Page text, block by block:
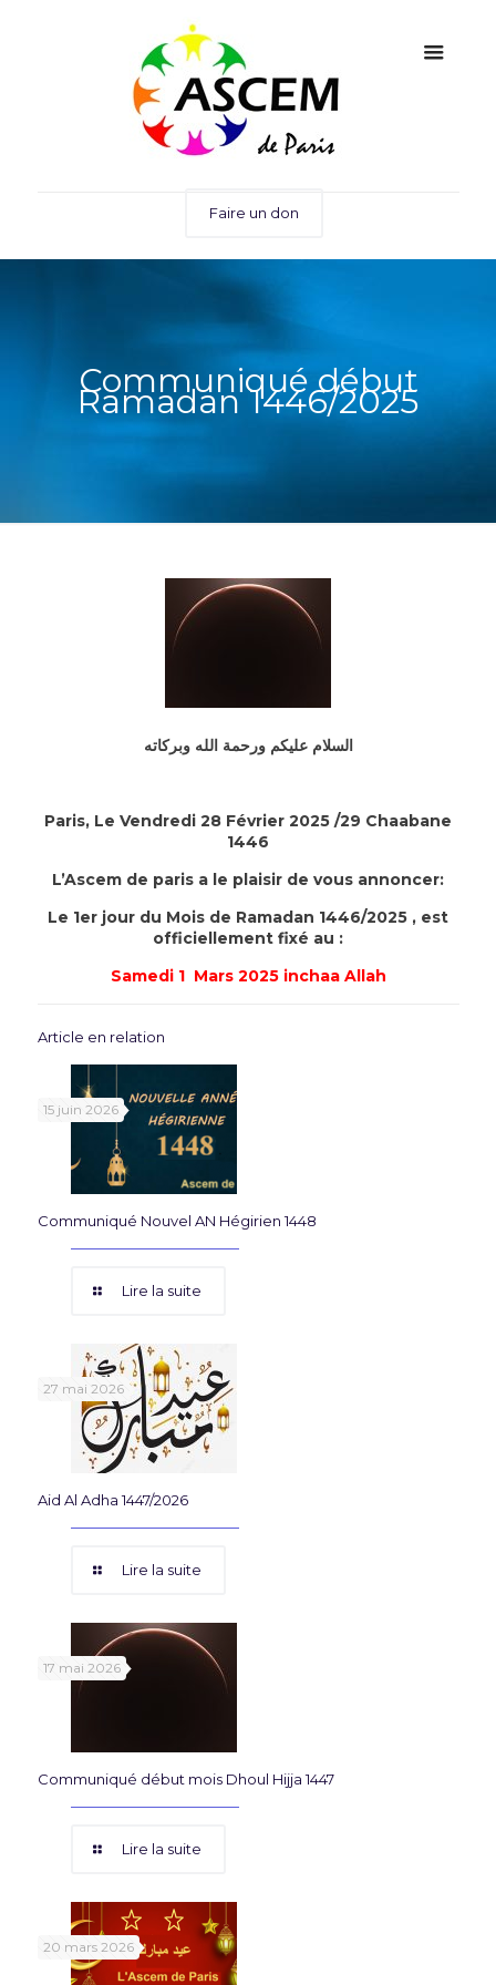
Faire un don
Communiqué début
Ramadan 1446/2025
السلام عليكم ورحمة الله وبركاته
Paris, Le Vendredi 28 Février 2025 /29 Chaabane
1446
L’Ascem de paris a le plaisir de vous annoncer:
Le 1er jour du Mois de Ramadan 1446/2025 , est
officiellement fixé au :
Samedi 1 Mars 2025 inchaa Allah
Article en relation
15 juin 2026
Communiqué Nouvel AN Hégirien 1448
Lire la suite
27 mai 2026
Aid Al Adha 1447/2026
Lire la suite
17 mai 2026
Communiqué début mois Dhoul Hijja 1447
Lire la suite
20 mars 2026